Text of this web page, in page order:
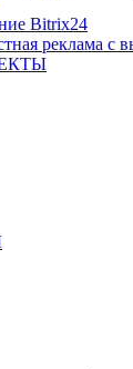
Bitrix24
реклама с